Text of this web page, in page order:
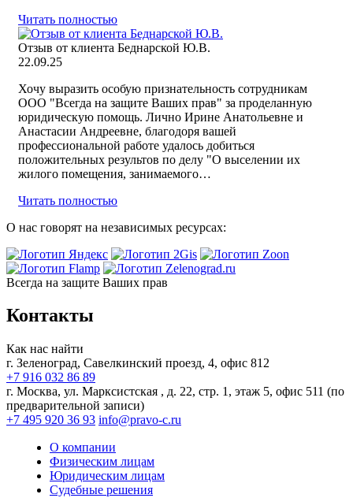
Читать полностью
Отзыв от клиента Беднарской Ю.В.
22.09.25
Хочу выразить особую признательность сотрудникам
ООО "Всегда на защите Ваших прав" за проделанную
юридическую помощь. Лично Ирине Анатольевне и
Анастасии Андреевне, благодоря вашей
профессиональной работе удалось добиться
положительных результов по делу "О выселении их
жилого помещения, занимаемого…
Читать полностью
О нас говорят на независимых ресурсах:
Всегда на защите Ваших прав
Контакты
Как нас найти
г. Зеленоград, Савелкинский проезд, 4, офис 812
+7 916 032 86 89
г. Москва, ул. Марксистская , д. 22, стр. 1, этаж 5, офис 511 (по
предварительной записи)
+7 495 920 36 93 info@pravo-c.ru
О компании
Физическим лицам
Юридическим лицам
Судебные решения